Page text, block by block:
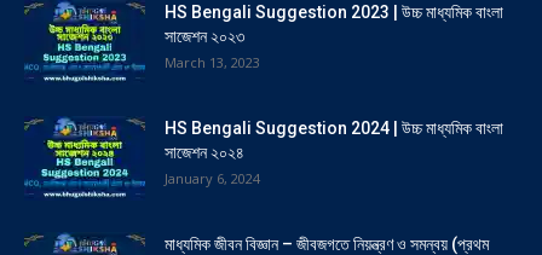
HS Bengali Suggestion 2023 | উচ্চ মাধ্যমিক বাংলা
সাজেশন ২০২৩
March 13, 2023
HS Bengali Suggestion 2024 | উচ্চ মাধ্যমিক বাংলা
সাজেশন ২০২৪
January 6, 2024
মাধ্যমিক জীবন বিজ্ঞান – জীবজগতে নিয়ন্ত্রণ ও সমন্বয় (প্রথম